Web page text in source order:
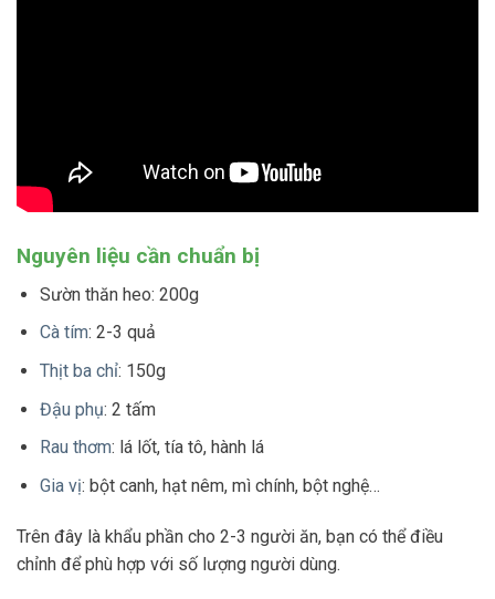
Nguyên liệu cần chuẩn bị
Sườn thăn heo: 200g
Cà tím: 2-3 quả
Thịt ba chỉ: 150g
Đậu phụ: 2 tấm
Rau thơm: lá lốt, tía tô, hành lá
Gia vị: bột canh, hạt nêm, mì chính, bột nghệ…
Trên đây là khẩu phần cho 2-3 người ăn, bạn có thể điều
chỉnh để phù hợp với số lượng người dùng.